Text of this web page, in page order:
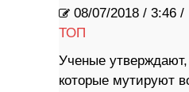
08/07/2018 / 3:46 /
ТОП
Ученые утверждают,
которые мутируют